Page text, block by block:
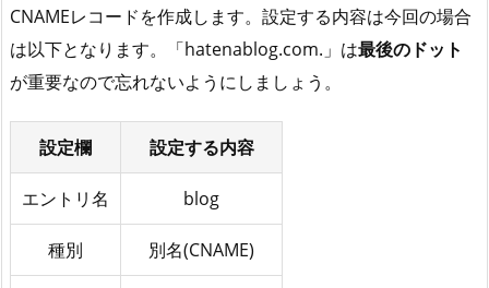
CNAMEレコードを作成します。設定する内容は今回の場合
は以下となります。「hatenablog.com.」は最後のドット
が重要なので忘れないようにしましょう。
設定欄 設定する内容
エントリ名 blog
種別 別名(CNAME)